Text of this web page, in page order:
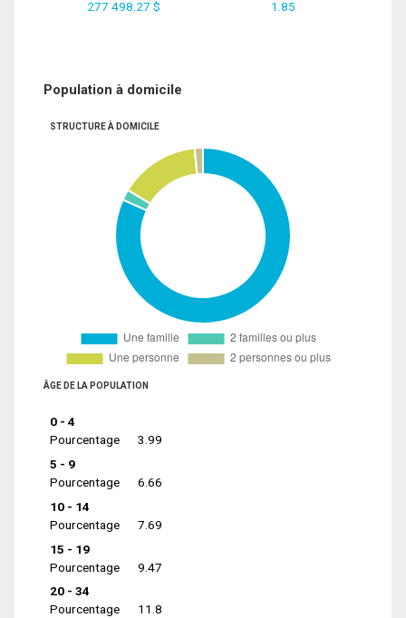
277 498.27 $ 1.85
Population à domicile
STRUCTURE À DOMICILE
ÂGE DE LA POPULATION
0 - 4
Pourcentage
3.99
5 - 9
Pourcentage
6.66
10 - 14
Pourcentage
7.69
15 - 19
Pourcentage
9.47
20 - 34
Pourcentage
11.8